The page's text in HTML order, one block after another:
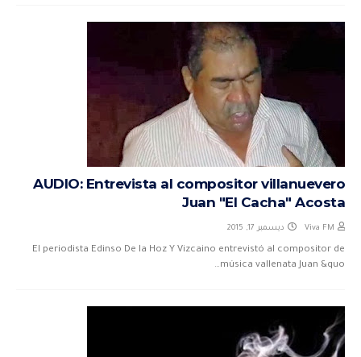
AUDIO: Entrevista al compositor villanuevero
Juan "El Cacha" Acosta
Viva FM ديسمبر 17, 2015
El periodista Edinso De la Hoz Y Vizcaino entrevistó al compositor de
música vallenata Juan &quo…